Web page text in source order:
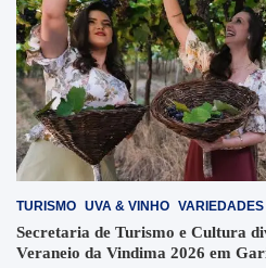
TURISMO UVA & VINHO VARIEDADES
Secretaria de Turismo e Cultura
Veraneio da Vindima 2026 em